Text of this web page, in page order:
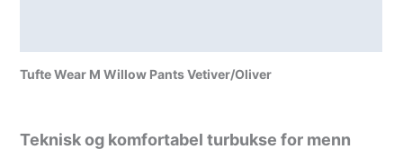
Tufte Wear M Willow Pants Vetiver/Oliver
Teknisk og komfortabel turbukse for menn